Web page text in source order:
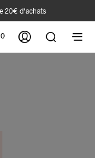
20€ d‘achats
0